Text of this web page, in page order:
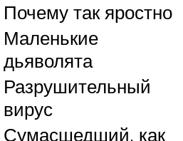
Почему так яростно
Маленькие
дьяволята
Разрушительный
вирус
Сумасшедший, как